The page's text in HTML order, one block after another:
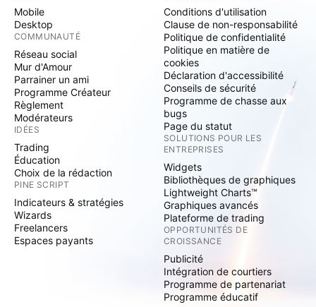
Mobile
Desktop
COMMUNAUTÉ
Réseau social
Mur d'Amour
Parrainer un ami
Programme Créateur
Règlement
Modérateurs
IDÉES
Trading
Éducation
Choix de la rédaction
PINE SCRIPT
Indicateurs & stratégies
Wizards
Freelancers
Espaces payants
Conditions d'utilisation
Clause de non-responsabilité
Politique de confidentialité
Politique en matière de
cookies
Déclaration d'accessibilité
Conseils de sécurité
Programme de chasse aux
bugs
Page du statut
SOLUTIONS POUR LES
ENTREPRISES
Widgets
Bibliothèques de graphiques
Lightweight Charts™
Graphiques avancés
Plateforme de trading
OPPORTUNITÉS DE
CROISSANCE
Publicité
Intégration de courtiers
Programme de partenariat
Programme éducatif